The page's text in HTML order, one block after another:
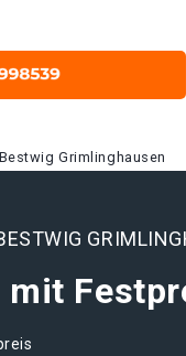
Bestwig Grimlinghausen